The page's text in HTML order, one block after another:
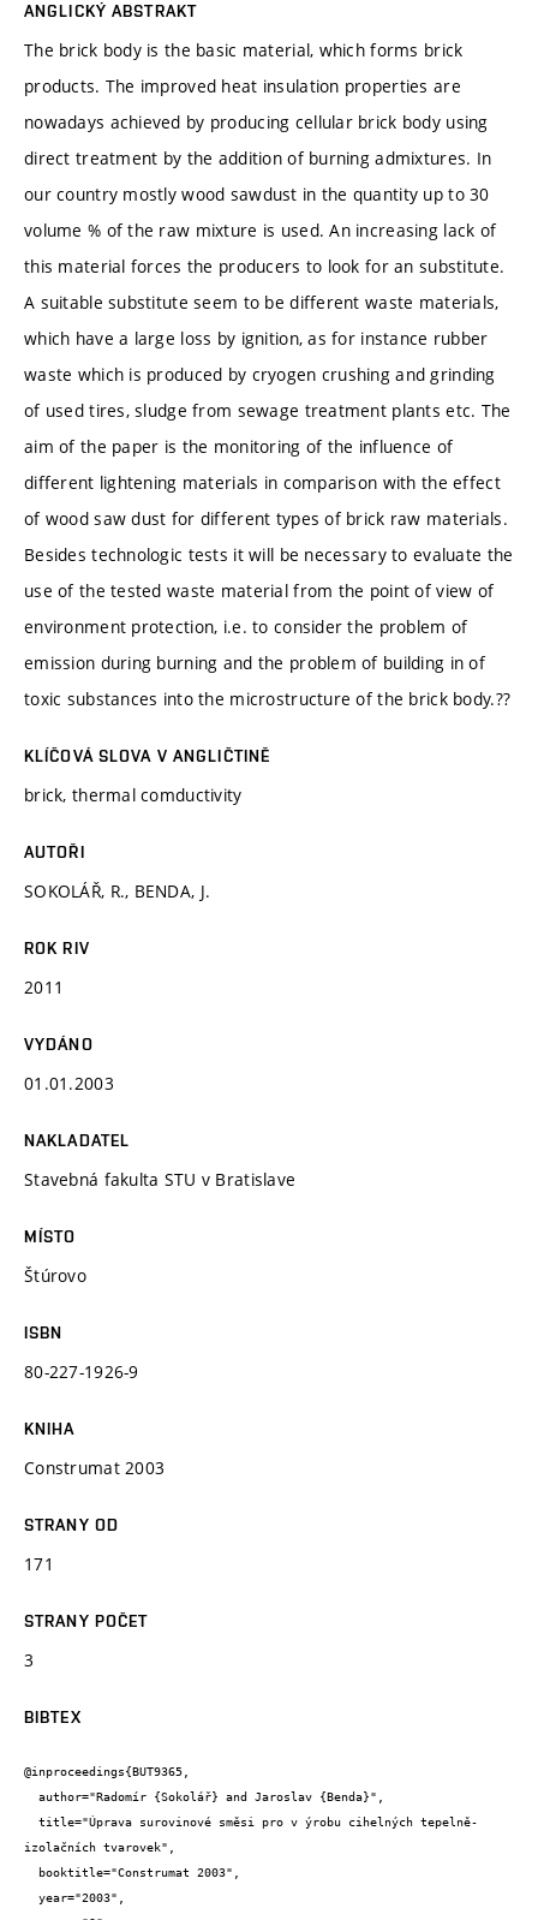
ANGLICKÝ ABSTRAKT
The brick body is the basic material, which forms brick
products. The improved heat insulation properties are
nowadays achieved by producing cellular brick body using
direct treatment by the addition of burning admixtures. In
our country mostly wood sawdust in the quantity up to 30
volume % of the raw mixture is used. An increasing lack of
this material forces the producers to look for an substitute.
A suitable substitute seem to be different waste materials,
which have a large loss by ignition, as for instance rubber
waste which is produced by cryogen crushing and grinding
of used tires, sludge from sewage treatment plants etc. The
aim of the paper is the monitoring of the influence of
different lightening materials in comparison with the effect
of wood saw dust for different types of brick raw materials.
Besides technologic tests it will be necessary to evaluate the
use of the tested waste material from the point of view of
environment protection, i.e. to consider the problem of
emission during burning and the problem of building in of
toxic substances into the microstructure of the brick body.??
KLÍČOVÁ SLOVA V ANGLIČTINĚ
brick, thermal comductivity
AUTOŘI
SOKOLÁŘ, R., BENDA, J.
ROK RIV
2011
VYDÁNO
01.01.2003
NAKLADATEL
Stavebná fakulta STU v Bratislave
MÍSTO
Štúrovo
ISBN
80-227-1926-9
KNIHA
Construmat 2003
STRANY OD
171
STRANY POČET
3
BIBTEX
@inproceedings{BUT9365,
izolačních tvarovek",